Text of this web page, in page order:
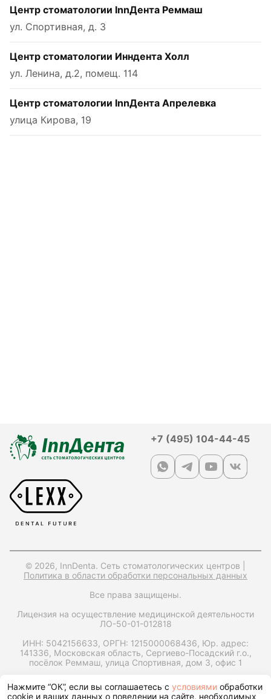
Центр стоматологии InnДента Реммаш
ул. Спортивная, д. 3
Центр стоматологии Инндента Холл
ул. Ленина, д.2, помещ. 114
Центр стоматологии InnДента Апрелевка
улица Кирова, 19
+7 (495) 104-44-45
© 2026, InnDenta. Сеть стоматологических центров |
Политика в области обработки персональных данных
Все права защищены.
Лицензия на осуществление медицинской деятельности
ЛО-50-01-012818
ИНН: 5042156633, ОРГН: 1215000068436, Юр. адрес:
141336, Московская область, Сергиево-Посадский г.о.,
посёлок Реммаш, улица Спортивная, дом 3, офис 1
Запрос справки на налоговый вычет
Нажмите “ОК”, если вы соглашаетесь с условиями обработки
cookie и ваших данных о поведении на сайте, необходимых